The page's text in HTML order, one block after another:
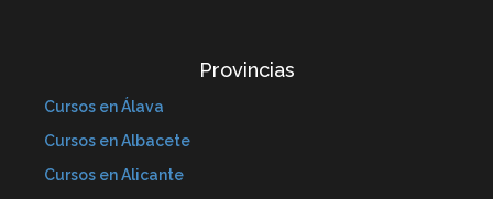
Provincias
Cursos en Álava
Cursos en Albacete
Cursos en Alicante